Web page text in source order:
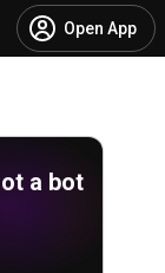
Open App
a bot